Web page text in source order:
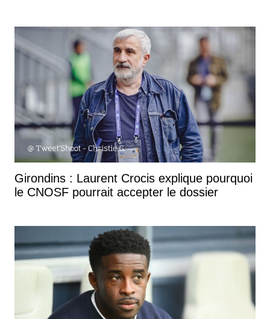
Girondins : Laurent Crocis explique pourquoi
le CNOSF pourrait accepter le dossier